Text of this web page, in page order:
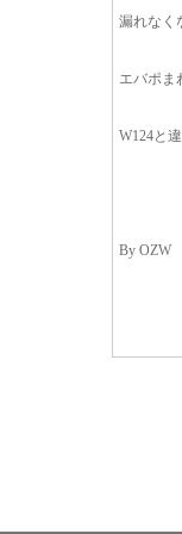
漏れなく
エバポま
W124と
By OZW